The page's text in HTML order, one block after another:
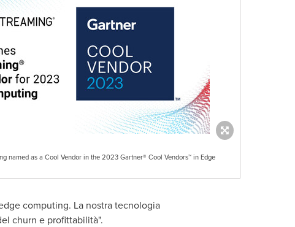
named as a Cool Vendor in the 2023 Gartner® Cool Vendors™ in Edge
computing. La nostra tecnologia
churn e profittabilità".